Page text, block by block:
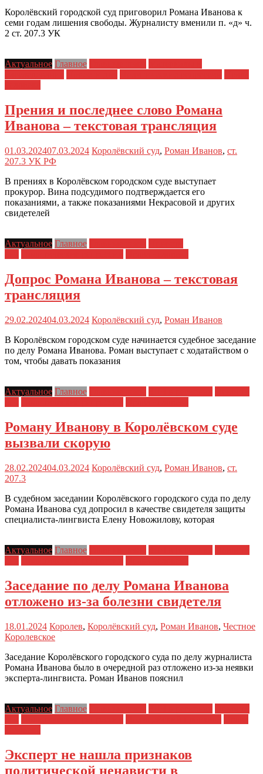
Королёвский городской суд приговорил Романа Иванова к
семи годам лишения свободы. Журналисту вменили п. «д» ч.
2 ст. 207.3 УК
Актуальное Главное
Прения и последнее слово Романа
Иванова – текстовая трансляция
01.03.202407.03.2024 Королёвский суд, Роман Иванов, ст.
207.3 УК РФ
В прениях в Королёвском городском суде выступает
прокурор. Вина подсудимого подтверждается его
показаниями, а также показаниями Некрасовой и других
свидетелей
Актуальное Главное
Допрос Романа Иванова – текстовая
трансляция
29.02.202404.03.2024 Королёвский суд, Роман Иванов
В Королёвском городском суде начинается судебное заседание
по делу Романа Иванова. Роман выступает с ходатайством о
том, чтобы давать показания
Актуальное Главное
Роману Иванову в Королёвском суде
вызвали скорую
28.02.202404.03.2024 Королёвский суд, Роман Иванов, ст.
207.3
В судебном заседании Королёвского городского суда по делу
Романа Иванова суд допросил в качестве свидетеля защиты
специалиста-лингвиста Елену Новожилову, которая
Актуальное Главное
Заседание по делу Романа Иванова
отложено из-за болезни свидетеля
18.01.2024 Королев, Королёвский суд, Роман Иванов, Честное
Королевское
Заседание Королёвского городского суда по делу журналиста
Романа Иванова было в очередной раз отложено из-за неявки
эксперта-лингвиста. Роман Иванов пояснил
Актуальное Главное
Эксперт не нашла признаков
политической ненависти в